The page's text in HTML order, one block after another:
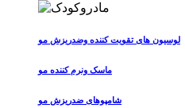
لوسیون های تقویت کننده وضدریزش مو
ماسک ونرم کننده مو
شامپوهای ضدریزش مو